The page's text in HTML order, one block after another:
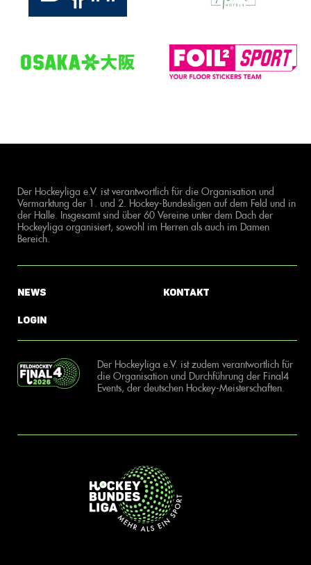
Der Hockeyliga e.V. ist verantwortlich für die Organisation und
Vermarktung der 1. und 2. Hockey-Bundesligen auf dem Feld und in
der Halle. Insgesamt sind über 60 Vereine unter dem Dach der
Hockeyliga organisiert, sowohl im Herren als auch im Damen
Bereich.
News
Login
Kontakt
Der Hockeyliga e.V. ist zudem verantwortlich für
die Organisation und Durchführung der Final4
Events, der deutschen Hockey-Meisterschaften.